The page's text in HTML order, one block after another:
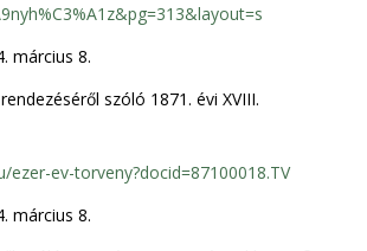
március 8.
szóló 1871. évi XVIII.
ev-torveny?docid=87100018.TV
március 8.